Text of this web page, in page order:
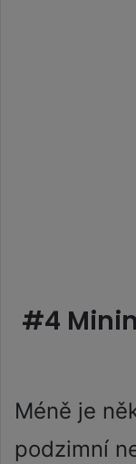
#4
Méně je
podzimní